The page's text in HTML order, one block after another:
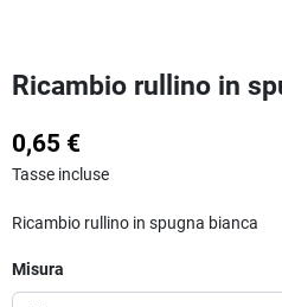
Ricambio rullino in
0,65 €
Tasse incluse
Ricambio rullino in spugna bianca
Misura